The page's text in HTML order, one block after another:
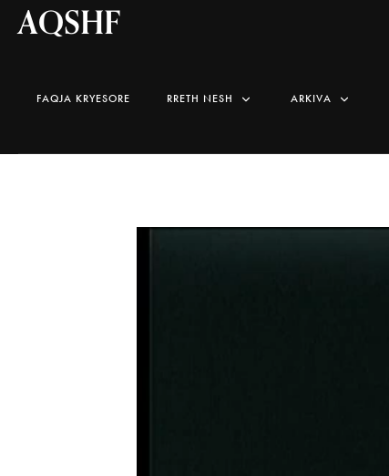
AQSHF
FAQJA KRYESORE RRETH NESH ARKIVA